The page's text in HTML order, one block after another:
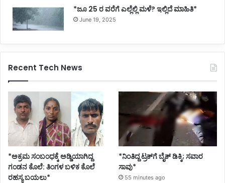
*ಜೂ 25 ರ ವರೆಗೆ ಎಲ್ಲೆಲ್ಲಿ ಮಳೆ? ಇಲ್ಲಿದೆ ಮಾಹಿತಿ*
June 19, 2025
Recent Tech News
*ಅಕ್ರಮ ಸಂಬಂಧಕ್ಕೆ ಅಡ್ಡಿಯಾಗಿದ್ದ
ಗಂಡನ ಕೊಲೆ: ತಿಂಗಳ ಬಳಿಕ ಕೊಲೆ
ರಹಸ್ಯ ಬಯಲು*
*ನಿಂತಿದ್ದ ಟ್ರಕ್‌ಗೆ ಬೈಕ್ ಡಿಕ್ಕಿ; ಸವಾರ
ಸಾವು*
55 minutes ago